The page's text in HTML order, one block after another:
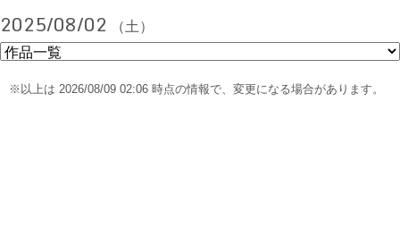
2025/08/02 （土）
※以上は 2026/08/09 02:06 時点の情報で、変更になる場合があります。